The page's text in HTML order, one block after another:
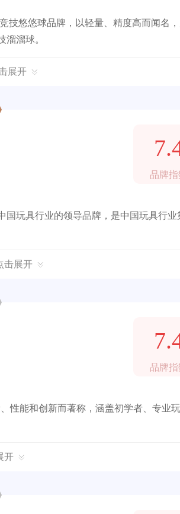
技悠悠球品牌，以轻量、精度高而闻名
溜球。
展开
品牌指
国玩具行业的领导品牌，是中国玩具行业
击展开
品牌指
性能和创新而著称，涵盖初学者、专业
开